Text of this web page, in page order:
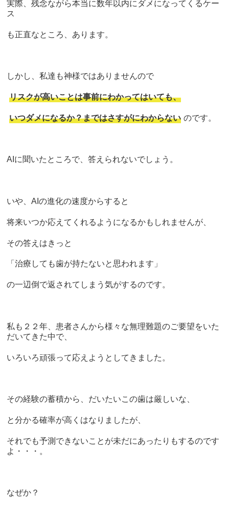
実際、残念ながら本当に数年以内にダメになってくるケー
ス
も正直なところ、あります。
しかし、私達も神様ではありませんので
リスクが高いことは事前にわかってはいても、
いつダメになるか？まではさすがにわからない のです。
AIに聞いたところで、答えられないでしょう。
いや、AIの進化の速度からすると
将来いつか応えてくれるようになるかもしれませんが、
その答えはきっと
「治療しても歯が持たないと思われます」
の一辺倒で返されてしまう気がするのです。
私も２２年、患者さんから様々な無理難題のご要望をいた
だいてきた中で、
いろいろ頑張って応えようとしてきました。
その経験の蓄積から、だいたいこの歯は厳しいな、
と分かる確率が高くはなりましたが、
それでも予測できないことが未だにあったりもするのです
よ・・・。
なぜか？